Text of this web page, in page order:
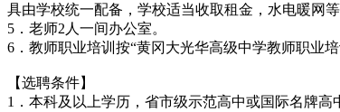
具由学校统一配备，学校适当收取租金，水电暖网等
5．老师2人一间办公室。
6．教师职业培训按“黄冈大光华高级中学教师职业
【选聘条件】
1．本科及以上学历，省市级示范高中或国际名牌